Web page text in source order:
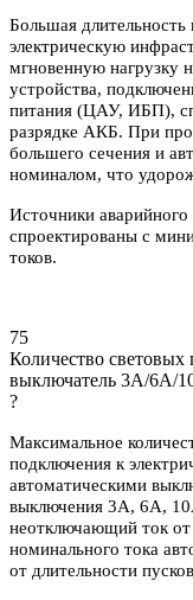
Большая длительность
электрическую
мгновенную нагрузку
устройства,
питания (ЦАУ, ИБП),
разрядке АКБ. При
большего сечения и
номиналом, что
Источники
спроектированы с
токов.
75
Количество световых
выключатель 3А/6А/
?
Максимальное
подключения к
автоматическими
выключения 3А, 6А,
неотключающий ток
номинального тока
от длительности